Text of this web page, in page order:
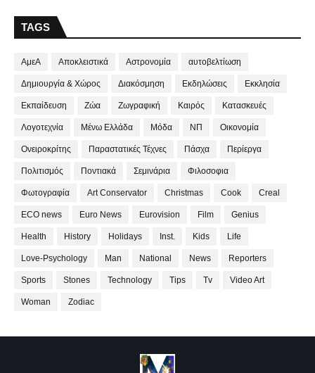
TAGS
ΑμεΑ Αποκλειστικά Αστρονομία αυτοβελτίωση
Δημιουργία & Χώρος Διακόσμηση Εκδηλώσεις Εκκλησία
Εκπαίδευση Ζώα Ζωγραφική Καιρός Κατασκευές
Λογοτεχνία Μένω Ελλάδα Μόδα ΝΠ Οικονομία
Ονειροκρίτης Παραστατικές Τέχνες Πάσχα Περίεργα
Πολιτισμός Ποντιακά Σεμινάρια Φιλοσοφια
Φωτογραφία Art Conservator Christmas Cook Creal
ECO news Euro News Eurovision Film Genius
Health History Holidays Inst. Kids Life
Love-Psychology Man National News Reporters
Sports Stones Technology Tips Tv Video Art
Woman Zodiac